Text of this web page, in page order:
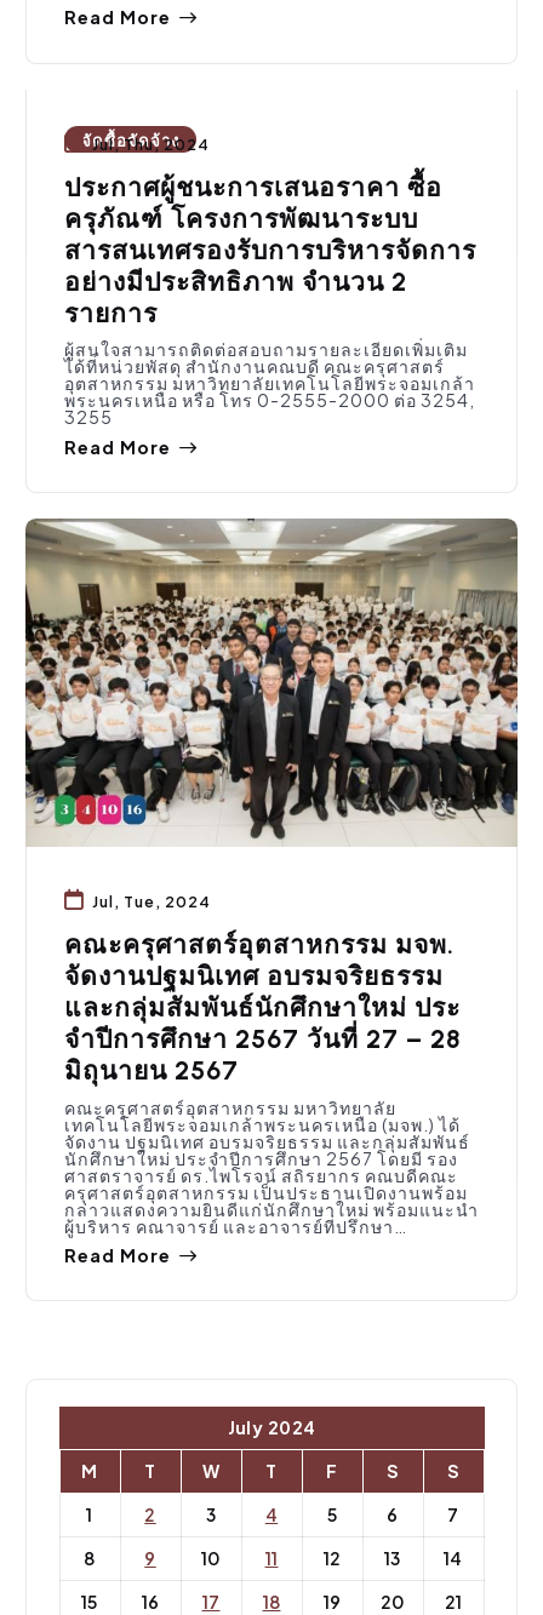
Read More
จัดซื้อจัดจ้าง
Jul, Thu, 2024
ประกาศผู้ชนะการเสนอราคา ซื้อ
ครุภัณฑ์ โครงการพัฒนาระบบ
สารสนเทศรองรับการบริหารจัดการ
อย่างมีประสิทธิภาพ จำนวน 2
รายการ
ผู้สนใจสามารถติดต่อสอบถามรายละเอียดเพิ่มเติม
ได้ที่หน่วยพัสดุ สำนักงานคณบดี คณะครุศาสตร์
อุตสาหกรรม มหาวิทยาลัยเทคโนโลยีพระจอมเกล้า
พระนครเหนือ หรือ โทร 0-2555-2000 ต่อ 3254,
3255
Read More
กิจกรรมคณะ
Jul, Tue, 2024
คณะครุศาสตร์อุตสาหกรรม มจพ.
จัดงานปฐมนิเทศ อบรมจริยธรรม
และกลุ่มสัมพันธ์นักศึกษาใหม่ ประ
จําปีการศึกษา 2567 วันที่ 27 – 28
มิถุนายน 2567
คณะครุศาสตร์อุตสาหกรรม มหาวิทยาลัย
เทคโนโลยีพระจอมเกล้าพระนครเหนือ (มจพ.) ได้
จัดงาน ปฐมนิเทศ อบรมจริยธรรม และกลุ่มสัมพันธ์
นักศึกษาใหม่ ประจำปีการศึกษา 2567 โดยมี รอง
ศาสตราจารย์ ดร.ไพโรจน์ สถิรยากร คณบดีคณะ
ครุศาสตร์อุตสาหกรรม เป็นประธานเปิดงานพร้อม
กล่าวแสดงความยินดีแก่นักศึกษาใหม่ พร้อมแนะนำ
ผู้บริหาร คณาจารย์ และอาจารย์ที่ปรึกษา…
Read More
July 2024
M
T W T F S
S
1
2 3 4 5 6
7
8
9 10 11 12 13
14
15
16 17 18 19 20
21